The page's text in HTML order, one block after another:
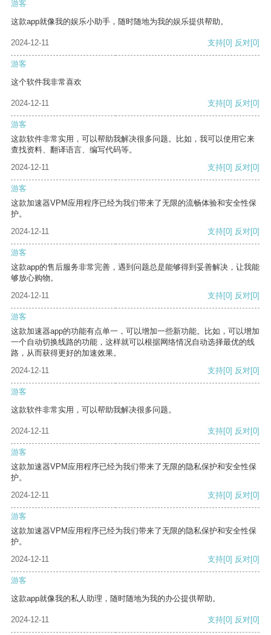
游客
这款app就像我的娱乐小助手，随时随地为我的娱乐提供帮助。
2024-12-11 支持[0] 反对[0]
游客
这个软件我非常喜欢
2024-12-11 支持[0] 反对[0]
游客
这款软件非常实用，可以帮助我解决很多问题。比如，我可以使用它来
查找资料、翻译语言、编写代码等。
2024-12-11
支持[0] 反对[0]
游客
这款加速器VPM应用程序已经为我们带来了无限的流畅体验和安全性保
护。
2024-12-11
支持[0] 反对[0]
游客
这款app的售后服务非常完善，遇到问题总是能够得到妥善解决，让我能
够放心购物。
2024-12-11
支持[0] 反对[0]
游客
这款加速器app的功能有点单一，可以增加一些新功能。比如，可以增加
一个自动切换线路的功能，这样就可以根据网络情况自动选择最优的线
路，从而获得更好的加速效果。
2024-12-11
支持[0] 反对[0]
游客
这款软件非常实用，可以帮助我解决很多问题。
2024-12-11 支持[0] 反对[0]
游客
这款加速器VPM应用程序已经为我们带来了无限的隐私保护和安全性保
护。
2024-12-11
支持[0] 反对[0]
游客
这款加速器VPM应用程序已经为我们带来了无限的隐私保护和安全性保
护。
2024-12-11
支持[0] 反对[0]
游客
这款app就像我的私人助理，随时随地为我的办公提供帮助。
2024-12-11 支持[0] 反对[0]